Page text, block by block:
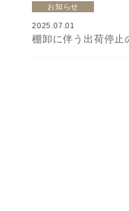
お知らせ
2025.07.01
棚卸に伴う出荷停止